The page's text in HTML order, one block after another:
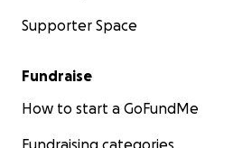
Supporter Space
Fundraise
How to start a GoFundMe
Fundraising categories